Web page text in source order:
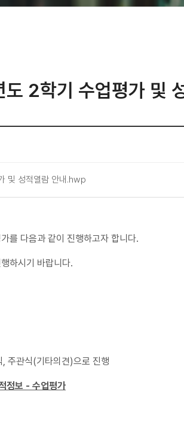
2학기 수업평가 및
및 성적열람 안내.hwp
를 다음과 같이 진행하고자 합니다.
하시기 바랍니다.
주관식(기타의견)으로 진행
정보 - 수업평가